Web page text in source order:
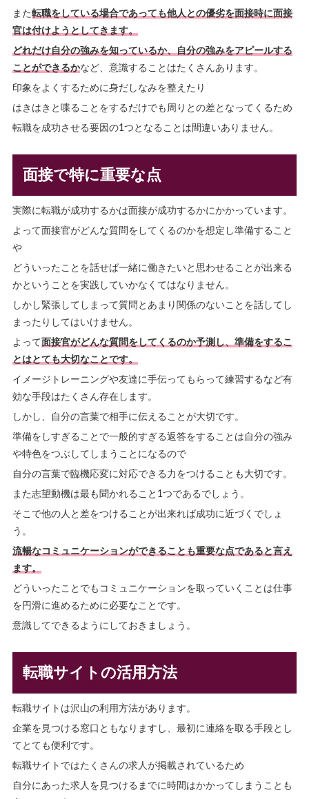
また転職をしている場合であっても他人との優劣を面接時に面接
官は付けようとしてきます。
どれだけ自分の強みを知っているか、自分の強みをアピールする
ことができるかなど、意識することはたくさんあります。
印象をよくするために身だしなみを整えたり
はきはきと喋ることをするだけでも周りとの差となってくるため
転職を成功させる要因の1つとなることは間違いありません。
面接で特に重要な点
実際に転職が成功するかは面接が成功するかにかかっています。
よって面接官がどんな質問をしてくるのかを想定し準備すること
や
どういったことを話せば一緒に働きたいと思わせることが出来る
かということを実践していかなくてはなりません。
しかし緊張してしまって質問とあまり関係のないことを話してし
まったりしてはいけません。
よって面接官がどんな質問をしてくるのか予測し、準備をするこ
とはとても大切なことです。
イメージトレーニングや友達に手伝ってもらって練習するなど有
効な手段はたくさん存在します。
しかし、自分の言葉で相手に伝えることが大切です。
準備をしすぎることで一般的すぎる返答をすることは自分の強み
や特色をつぶしてしまうことになるので
自分の言葉で臨機応変に対応できる力をつけることも大切です。
また志望動機は最も聞かれること1つであるでしょう。
そこで他の人と差をつけることが出来れば成功に近づくでしょ
う。
流暢なコミュニケーションができることも重要な点であると言え
ます。
どういったことでもコミュニケーションを取っていくことは仕事
を円滑に進めるために必要なことです。
意識してできるようにしておきましょう。
転職サイトの活用方法
転職サイトは沢山の利用方法があります。
企業を見つける窓口ともなりますし、最初に連絡を取る手段とし
てとても便利です。
転職サイトではたくさんの求人が掲載されているため
自分にあった求人を見つけるまでに時間はかかってしまうことも